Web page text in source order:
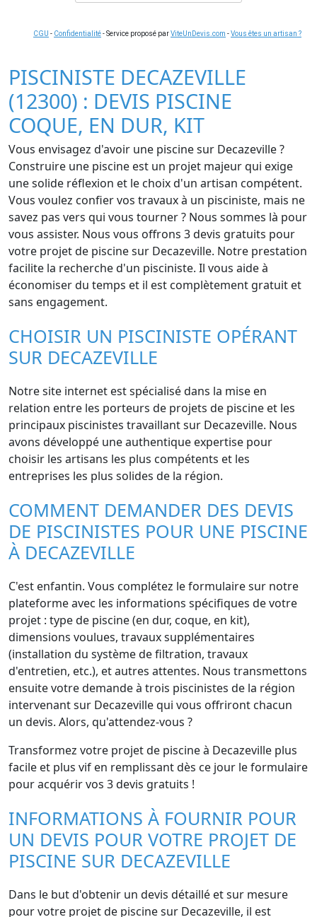
CGU - Confidentialité- Service proposé parViteUnDevis.com -Vous êtes un artisan ?
PISCINISTE DECAZEVILLE
(12300) : DEVIS PISCINE
COQUE, EN DUR, KIT
Vous envisagez d'avoir une piscine sur Decazeville ?
Construire une piscine est un projet majeur qui exige
une solide réflexion et le choix d'un artisan compétent.
Vous voulez confier vos travaux à un pisciniste, mais ne
savez pas vers qui vous tourner ? Nous sommes là pour
vous assister. Nous vous offrons 3 devis gratuits pour
votre projet de piscine sur Decazeville. Notre prestation
facilite la recherche d'un pisciniste. Il vous aide à
économiser du temps et il est complètement gratuit et
sans engagement.
CHOISIR UN PISCINISTE OPÉRANT
SUR DECAZEVILLE
Notre site internet est spécialisé dans la mise en
relation entre les porteurs de projets de piscine et les
principaux piscinistes travaillant sur Decazeville. Nous
avons développé une authentique expertise pour
choisir les artisans les plus compétents et les
entreprises les plus solides de la région.
COMMENT DEMANDER DES DEVIS
DE PISCINISTES POUR UNE PISCINE
À DECAZEVILLE
C'est enfantin. Vous complétez le formulaire sur notre
plateforme avec les informations spécifiques de votre
projet : type de piscine (en dur, coque, en kit),
dimensions voulues, travaux supplémentaires
(installation du système de filtration, travaux
d'entretien, etc.), et autres attentes. Nous transmettons
ensuite votre demande à trois piscinistes de la région
intervenant sur Decazeville qui vous offriront chacun
un devis. Alors, qu'attendez-vous ?
Transformez votre projet de piscine à Decazeville plus
facile et plus vif en remplissant dès ce jour le formulaire
pour acquérir vos 3 devis gratuits !
INFORMATIONS À FOURNIR POUR
UN DEVIS POUR VOTRE PROJET DE
PISCINE SUR DECAZEVILLE
Dans le but d'obtenir un devis détaillé et sur mesure
pour votre projet de piscine sur Decazeville, il est